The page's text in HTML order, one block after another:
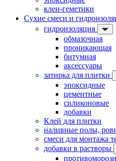
клеи-геметики
Сухие смеси и
гидроизоляция
обмазочная
проникающая
битумная
аксессуары
затирка для плитки
эпоксидные
цементные
силиконовые
добавки
Клей для плитки
наливные полы,
смеси для монтажа
добавки в растворы